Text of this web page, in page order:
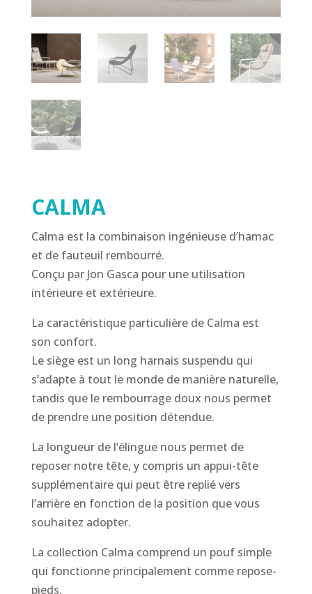
CALMA
Calma est la combinaison ingénieuse d’hamac
et de fauteuil rembourré.
Conçu par Jon Gasca pour une utilisation
intérieure et extérieure.
La caractéristique particulière de Calma est
son confort.
Le siège est un long harnais suspendu qui
s’adapte à tout le monde de manière naturelle,
tandis que le rembourrage doux nous permet
de prendre une position détendue.
La longueur de l’élingue nous permet de
reposer notre tête, y compris un appui-tête
supplémentaire qui peut être replié vers
l’arrière en fonction de la position que vous
souhaitez adopter.
La collection Calma comprend un pouf simple
qui fonctionne principalement comme repose-
pieds.